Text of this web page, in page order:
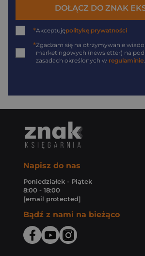
DOŁĄCZ DO ZNAK
*Akceptujępolitykę prywatności
*Zgadzam się na otrzymywanie
marketingowych (newsletter) na
zasadach określonych w regulaminie
Napisz do nas
Poniedziałek - Piątek
8:00 - 18:00
[email protected]
Bądź z nami na bieżąco